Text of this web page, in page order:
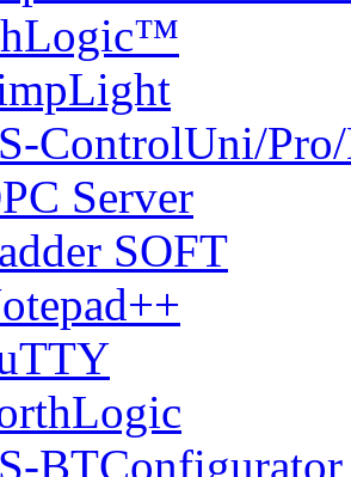
ControlUni/
Server
SOFT
BTConfigurator